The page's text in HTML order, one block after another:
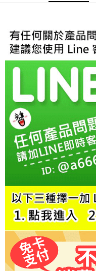
【關於「AFTEE先享後付」】
AFTEE先享後付是「在收到商
便利好安心！
２．便利：只要手機號碼，簡
３．安心：先確認商品／服務
【「AFTEE先享後付」結帳流
１．於結帳方式選擇「AFTEE
結帳頁面，進行簡訊認證並確
２．訂單成立數日內，您將收
３．收到繳費通知簡訊後14天
ATM／網路銀行／等多元方式
※ 請注意：結帳手續完成當下
購買商品的店家。未經商家同
後付繳納相關費用。
※ 交易是否成功請以「AFTEE
是否繳費成功／繳費後需取消
客戶支援中心」https://
【注意事項】
１．透過由恩沛科技股份有限
易，需依本服務之必要範圍內
權轉讓予恩沛科技股份有限公
２．關於個人資料處理事宜，
https://aftee.tw/terms/#terms3
３．未成年的使用者請事先徵
ATM付款
運送方式
每筆NT$60，滿NT$800(含
萊爾富取貨付款
每筆NT$60，滿NT$800(含
7-11取貨付款
每筆NT$60，滿NT$800(含
每筆NT$60，滿NT$800(含